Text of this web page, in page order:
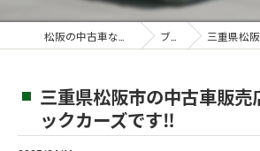
ブログ 三重県松阪市の
三重県松阪市の中古車販売
ックカーズです‼️